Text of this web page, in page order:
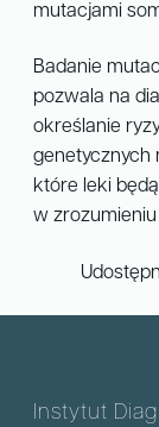
mutacjami
Badanie
pozwala na
określanie
genetycznych
które leki
w
Instytut